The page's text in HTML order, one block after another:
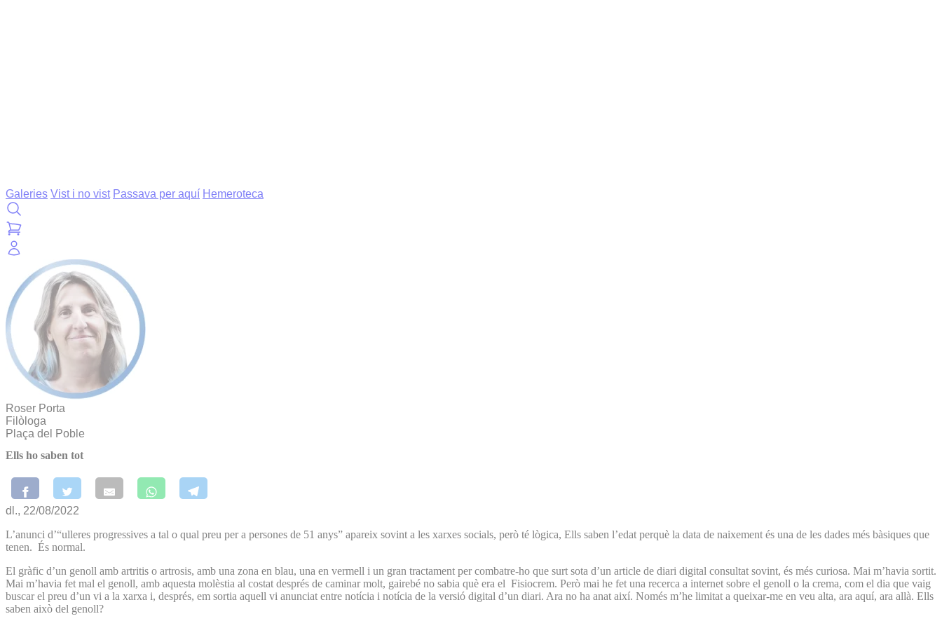
Galeries Vist i no vist Passava per aquí Hemeroteca
Roser Porta
Filòloga
Plaça del Poble
Ells ho saben tot
dl., 22/08/2022
L’anunci d’“ulleres progressives a tal o qual preu per a persones de 51 anys” apareix sovint a les xarxes socials, però té lògica, Ells saben l’edat perquè la data de naixement és una de les dades més bàsiques que
tenen. És normal.
El gràfic d’un genoll amb artritis o artrosis, amb una zona en blau, una en vermell i un gran tractament per combatre-ho que surt sota d’un article de diari digital consultat sovint, és més curiosa. Mai m’havia sortit.
Mai m’havia fet mal el genoll, amb aquesta molèstia al costat després de caminar molt, gairebé no sabia què era el Fisiocrem. Però mai he fet una recerca a internet sobre el genoll o la crema, com el dia que vaig
buscar el preu d’un vi a la xarxa i, després, em sortia aquell vi anunciat entre notícia i notícia de la versió digital d’un diari. Ara no ha anat així. Només m’he limitat a queixar-me en veu alta, ara aquí, ara allà. Ells
saben això del genoll?